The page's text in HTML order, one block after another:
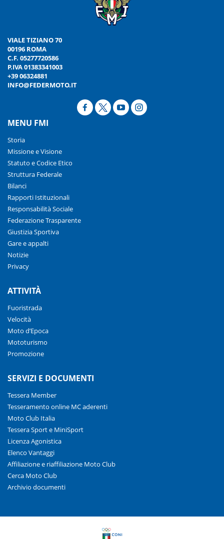
VIALE TIZIANO 70
00196 ROMA
C.F. 05277720586
P.IVA 01383341003
+39 06324881
INFO@FEDERMOTO.IT
MENU FMI
Storia
Missione e Visione
Statuto e Codice Etico
Struttura Federale
Bilanci
Rapporti Istituzionali
Responsabilità Sociale
Federazione Trasparente
Giustizia Sportiva
Gare e appalti
Notizie
Privacy
ATTIVITÀ
Fuoristrada
Velocità
Moto d’Epoca
Mototurismo
Promozione
SERVIZI E DOCUMENTI
Tessera Member
Tesseramento online MC aderenti
Moto Club Italia
Tessera Sport e MiniSport
Licenza Agonistica
Elenco Vantaggi
Affiliazione e riaffiliazione Moto Club
Cerca Moto Club
Archivio documenti